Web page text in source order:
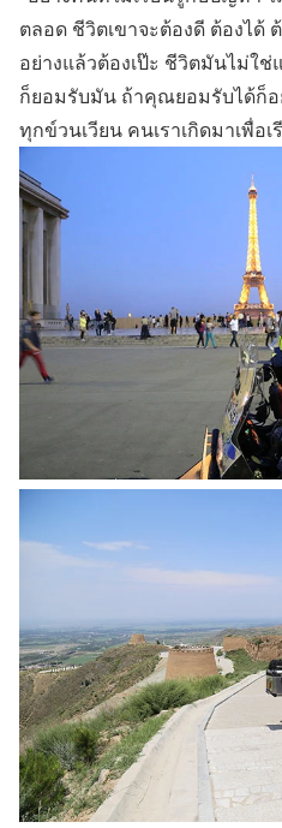
ตลอด ชีวิตเขาจะต้องดี ต้องไ
อย่างแล้วต้องเป๊ะ ชีวิตมันไม่ใ
ก็ยอมรับมัน ถ้าคุณยอมรับได้ก็อ
ทุกข์วนเวียน คนเราเกิดมาเพื่อ